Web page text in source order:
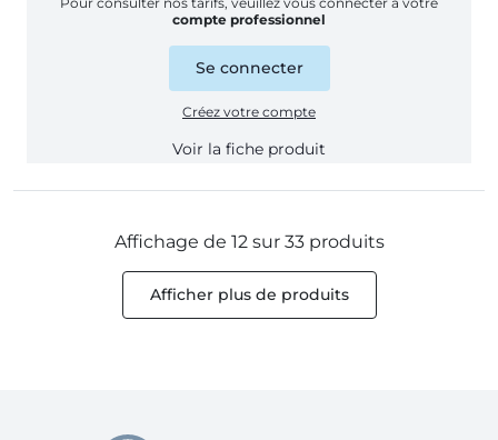
compte professionnel
Se connecter
Créez votre compte
Voir la fiche produit
Affichage de 12 sur 33 produits
Afficher plus de produits